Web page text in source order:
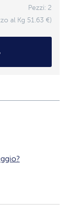
Pezzi: 2
al Kg 51.63 €)